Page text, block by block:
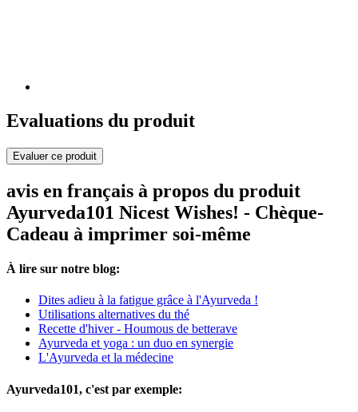
Evaluations du produit
Evaluer ce produit
avis en français à propos du produit
Ayurveda101 Nicest Wishes! - Chèque-
Cadeau à imprimer soi-même
À lire sur notre blog:
Dites adieu à la fatigue grâce à l'Ayurveda !
Utilisations alternatives du thé
Recette d'hiver - Houmous de betterave
Ayurveda et yoga : un duo en synergie
L'Ayurveda et la médecine
Ayurveda101, c'est par exemple: